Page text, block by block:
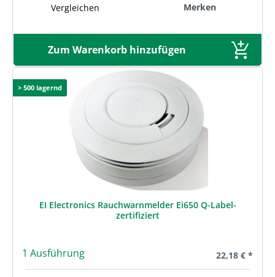
Vergleichen Merken
Zum Warenkorb hinzufügen
> 500 lagernd
EI Electronics Rauchwarnmelder Ei650 Q-Label-
zertifiziert
1 Ausführung Regulärer
22,18 € *